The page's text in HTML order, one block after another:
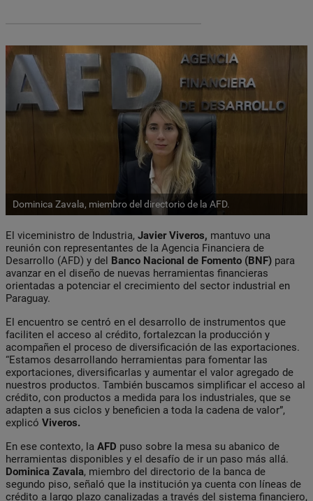
Dominica Zavala, miembro del directorio de la AFD.
El viceministro de Industria, Javier Viveros, mantuvo una
reunión con representantes de la Agencia Financiera de
Desarrollo (AFD) y del Banco Nacional de Fomento (BNF) para
avanzar en el diseño de nuevas herramientas financieras
orientadas a potenciar el crecimiento del sector industrial en
Paraguay.
El encuentro se centró en el desarrollo de instrumentos que
faciliten el acceso al crédito, fortalezcan la producción y
acompañen el proceso de diversificación de las exportaciones.
“Estamos desarrollando herramientas para fomentar las
exportaciones, diversificarlas y aumentar el valor agregado de
nuestros productos. También buscamos simplificar el acceso al
crédito, con productos a medida para los industriales, que se
adapten a sus ciclos y beneficien a toda la cadena de valor”,
explicó Viveros.
En ese contexto, la AFD puso sobre la mesa su abanico de
herramientas disponibles y el desafío de ir un paso más allá.
Dominica Zavala, miembro del directorio de la banca de
segundo piso, señaló que la institución ya cuenta con líneas de
crédito a largo plazo canalizadas a través del sistema financiero,